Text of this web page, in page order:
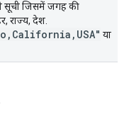
सूची जिसमें जगह की
राज्य, देश.
या